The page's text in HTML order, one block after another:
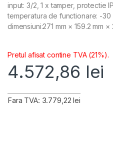
input: 3/2, 1 x tamper, protectie
temperatura de functionare: -30
dimensiuni:271 mm × 159.2 mm
Pretul afisat contine TVA (21%).
4.572,86 lei
Fara TVA: 3.779,22 lei